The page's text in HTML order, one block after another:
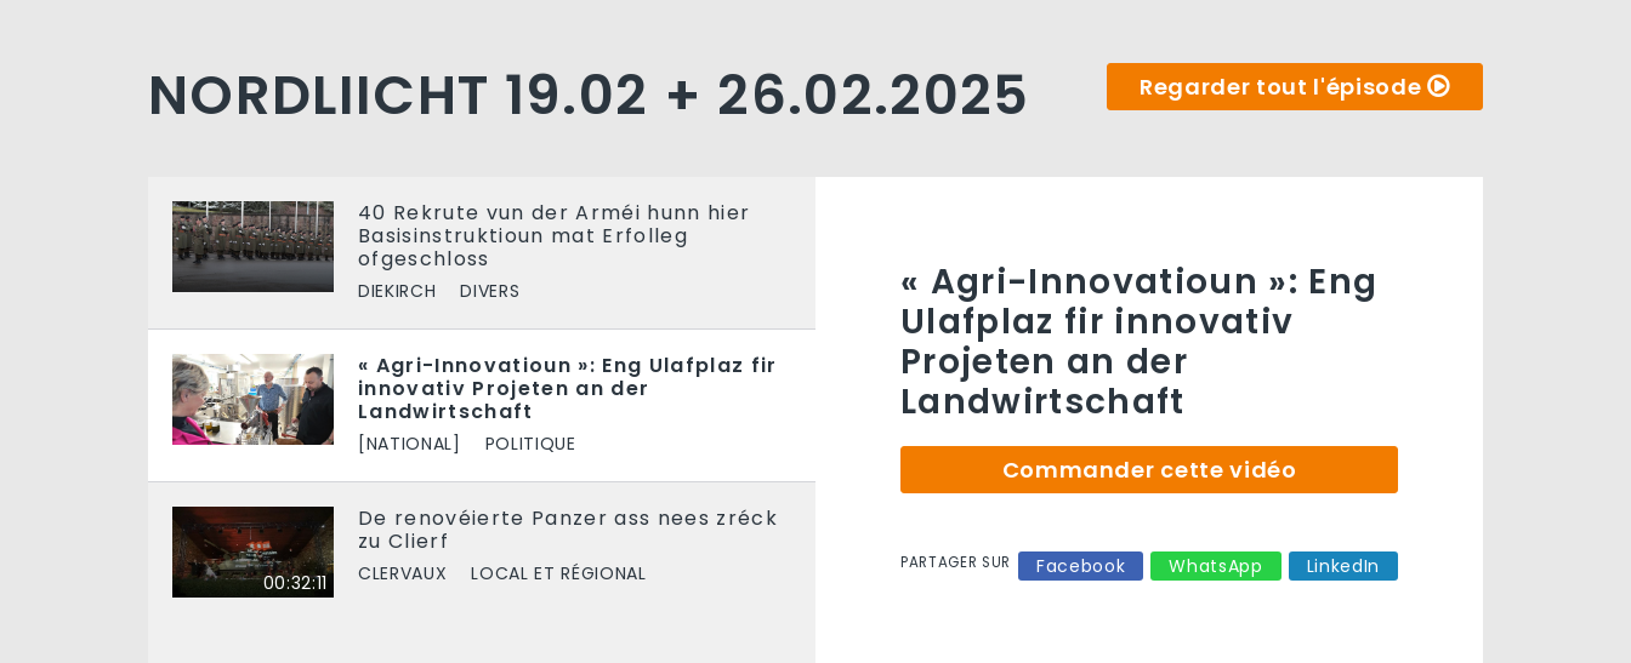
NORDLIICHT 19.02 + 26.02.2025 Regarder tout l'épisode
40 Rekrute vun der Arméi hunn hier
Basisinstruktioun mat Erfolleg
ofgeschloss
DIEKIRCH DIVERS
« Agri-Innovatioun »: Eng Ulafplaz fir
innovativ Projeten an der
Landwirtschaft
[NATIONAL] POLITIQUE
00:32:11
De renovéierte Panzer ass nees zréck
zu Clierf
CLERVAUX LOCAL ET RÉGIONAL
« Agri-Innovatioun »: Eng
Ulafplaz fir innovativ
Projeten an der
Landwirtschaft
Commander cette vidéo
PARTAGER SUR Facebook WhatsApp LinkedIn